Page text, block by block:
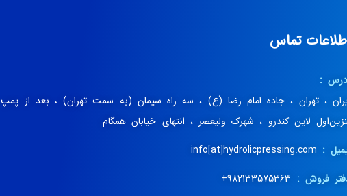
تماس
:
، تهران ، جاده امام رضا (ع) ، سه راه سیمان (به سمت تهران) ، بعد از پمپ
لاین کندرو ، شهرک ولیعصر ، انتهای خیابان همگام
:
فروش :